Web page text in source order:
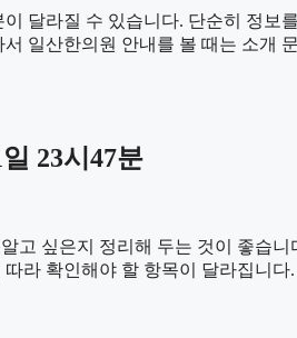
달라질 수 있습니다. 단순히 정
일산한의원 안내를 볼 때는 소
23시47분
싶은지 정리해 두는 것이 좋습
라 확인해야 할 항목이 달라집니